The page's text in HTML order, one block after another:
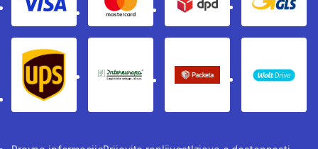
Visa Mastercard Dpd Gls
Ups Intereuropa Packeta Sledenje
WOLT